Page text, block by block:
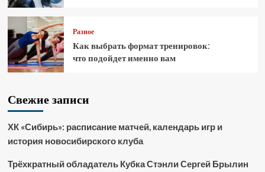
Разное
Как выбрать формат тренировок:
что подойдет именно вам
Свежие записи
ХК «Сибирь»: расписание матчей, календарь игр и
история новосибирского клуба
Трёхкратный обладатель Кубка Стэнли Сергей Брылин